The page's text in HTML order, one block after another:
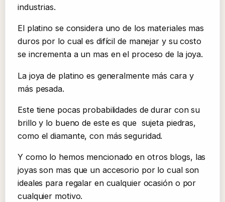
industrias.
El platino se considera uno de los materiales mas
duros por lo cual es difícil de manejar y su costo
se incrementa a un mas en el proceso de la joya.
La joya de platino es generalmente más cara y
más pesada.
Este tiene pocas probabilidades de durar con su
brillo y lo bueno de este es que sujeta piedras,
como el diamante, con más seguridad.
Y como lo hemos mencionado en otros blogs, las
joyas son mas que un accesorio por lo cual son
ideales para regalar en cualquier ocasión o por
cualquier motivo.